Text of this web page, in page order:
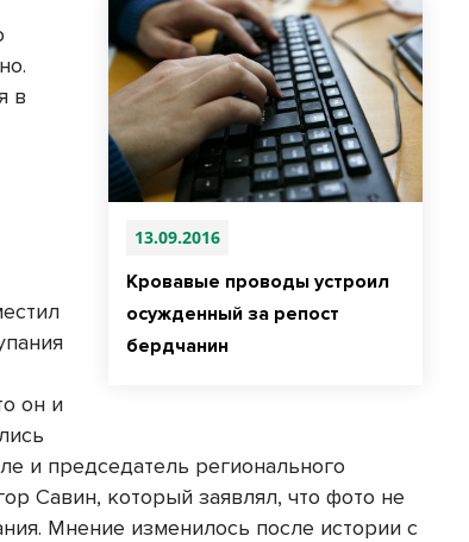
13.09.2016
Кровавые проводы устроил
осужденный за репост
бердчанин
в
он и
и председатель регионального
Савин, который заявлял, что фото не
Мнение изменилось после истории с